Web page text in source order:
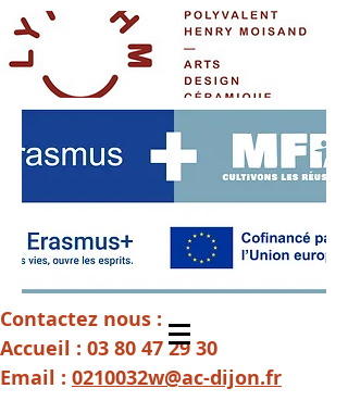
Contactez nous :
Accueil : 03 80 47 29 30
Email : 0210032w@ac-dijon.fr